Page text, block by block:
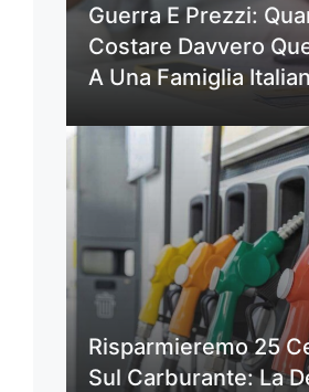
Guerra E Prezzi:
Costare Davvero
A Una Famiglia
Risparmieremo 25
Sul Carburante: La